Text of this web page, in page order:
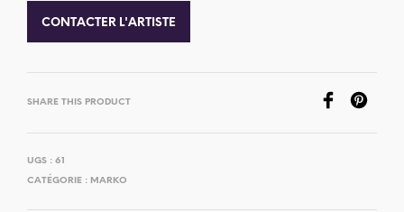
CONTACTER L'ARTISTE
SHARE THIS PRODUCT
UGS : 61
CATÉGORIE : MARKO